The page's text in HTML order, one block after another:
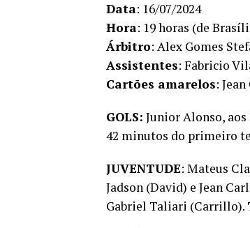
Data: 16/07/2024
Hora: 19 horas (de
Árbitro: Alex Gomes
Assistentes: Fabricio
Cartões amarelos:
GOLS: Junior Alonso,
42 minutos do primeiro
JUVENTUDE: Mateus
Jadson (David) e Jean
Gabriel Taliari (Carrillo).